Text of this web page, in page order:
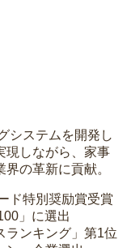
システムを開発し
現しながら、家事
の革新に貢献。
ド特別奨励賞受賞
」に選出
ンキング」第1位